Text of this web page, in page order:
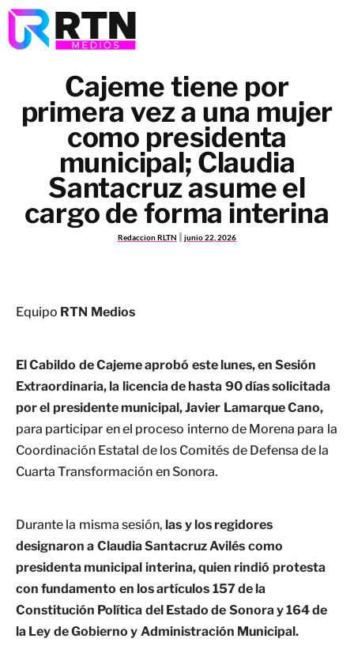
Cajeme tiene por
primera vez a una mujer
como presidenta
municipal; Claudia
Santacruz asume el
cargo de forma interina
Redaccion RLTN junio 22, 2026
Equipo RTN Medios
El Cabildo de Cajeme aprobó este lunes, en Sesión
Extraordinaria, la licencia de hasta 90 días solicitada
por el presidente municipal, Javier Lamarque Cano,
para participar en el proceso interno de Morena para la
Coordinación Estatal de los Comités de Defensa de la
Cuarta Transformación en Sonora.
Durante la misma sesión, las y los regidores
designaron a Claudia Santacruz Avilés como
presidenta municipal interina, quien rindió protesta
con fundamento en los artículos 157 de la
Constitución Política del Estado de Sonora y 164 de
la Ley de Gobierno y Administración Municipal.